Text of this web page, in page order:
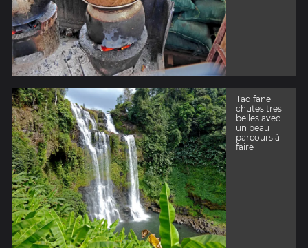
Tad fane
chutes tres
belles avec
un beau
parcours à
faire